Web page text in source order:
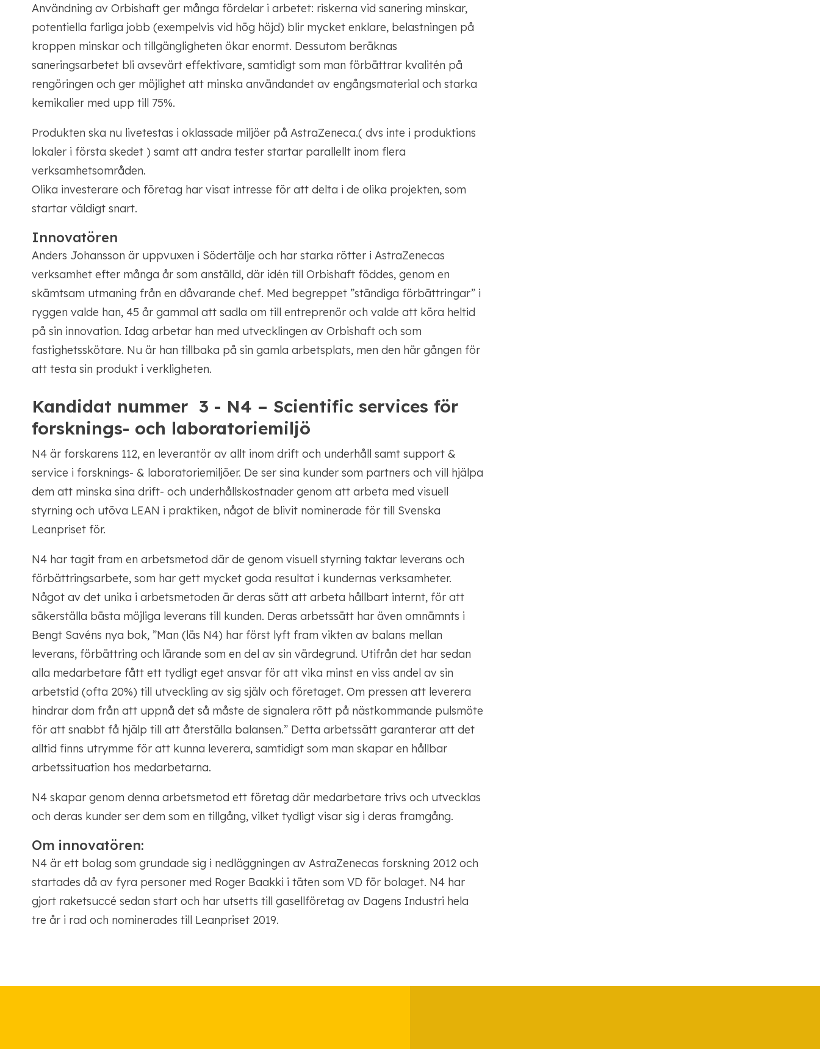
Användning av Orbishaft ger många fördelar i arbetet: riskerna vid sanering minskar,
potentiella farliga jobb (exempelvis vid hög höjd) blir mycket enklare, belastningen på
kroppen minskar och tillgängligheten ökar enormt. Dessutom beräknas
saneringsarbetet bli avsevärt effektivare, samtidigt som man förbättrar kvalitén på
rengöringen och ger möjlighet att minska användandet av engångsmaterial och starka
kemikalier med upp till 75%.
Produkten ska nu livetestas i oklassade miljöer på AstraZeneca.( dvs inte i produktions
lokaler i första skedet ) samt att andra tester startar parallellt inom flera
verksamhetsområden.
Olika investerare och företag har visat intresse för att delta i de olika projekten, som
startar väldigt snart.
Innovatören
Anders Johansson är uppvuxen i Södertälje och har starka rötter i AstraZenecas
verksamhet efter många år som anställd, där idén till Orbishaft föddes, genom en
skämtsam utmaning från en dåvarande chef. Med begreppet ”ständiga förbättringar” i
ryggen valde han, 45 år gammal att sadla om till entreprenör och valde att köra heltid
på sin innovation. Idag arbetar han med utvecklingen av Orbishaft och som
fastighetsskötare. Nu är han tillbaka på sin gamla arbetsplats, men den här gången för
att testa sin produkt i verkligheten.
Kandidat nummer 3 - N4 – Scientific services för
forsknings- och laboratoriemiljö
N4 är forskarens 112, en leverantör av allt inom drift och underhåll samt support &
service i forsknings- & laboratoriemiljöer. De ser sina kunder som partners och vill hjälpa
dem att minska sina drift- och underhållskostnader genom att arbeta med visuell
styrning och utöva LEAN i praktiken, något de blivit nominerade för till Svenska
Leanpriset för.
N4 har tagit fram en arbetsmetod där de genom visuell styrning taktar leverans och
förbättringsarbete, som har gett mycket goda resultat i kundernas verksamheter.
Något av det unika i arbetsmetoden är deras sätt att arbeta hållbart internt, för att
säkerställa bästa möjliga leverans till kunden. Deras arbetssätt har även omnämnts i
Bengt Savéns nya bok, ”Man (läs N4) har först lyft fram vikten av balans mellan
leverans, förbättring och lärande som en del av sin värdegrund. Utifrån det har sedan
alla medarbetare fått ett tydligt eget ansvar för att vika minst en viss andel av sin
arbetstid (ofta 20%) till utveckling av sig själv och företaget. Om pressen att leverera
hindrar dom från att uppnå det så måste de signalera rött på nästkommande pulsmöte
för att snabbt få hjälp till att återställa balansen.” Detta arbetssätt garanterar att det
alltid finns utrymme för att kunna leverera, samtidigt som man skapar en hållbar
arbetssituation hos medarbetarna.
N4 skapar genom denna arbetsmetod ett företag där medarbetare trivs och utvecklas
och deras kunder ser dem som en tillgång, vilket tydligt visar sig i deras framgång.
Om innovatören:
N4 är ett bolag som grundade sig i nedläggningen av AstraZenecas forskning 2012 och
startades då av fyra personer med Roger Baakki i täten som VD för bolaget. N4 har
gjort raketsuccé sedan start och har utsetts till gasellföretag av Dagens Industri hela
tre år i rad och nominerades till Leanpriset 2019.